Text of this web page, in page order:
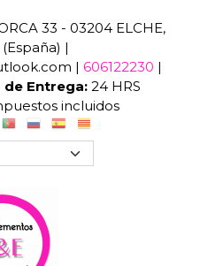
33 - 03204 ELCHE,
|
| 606122230 |
de Entrega: 24 HRS
incluidos